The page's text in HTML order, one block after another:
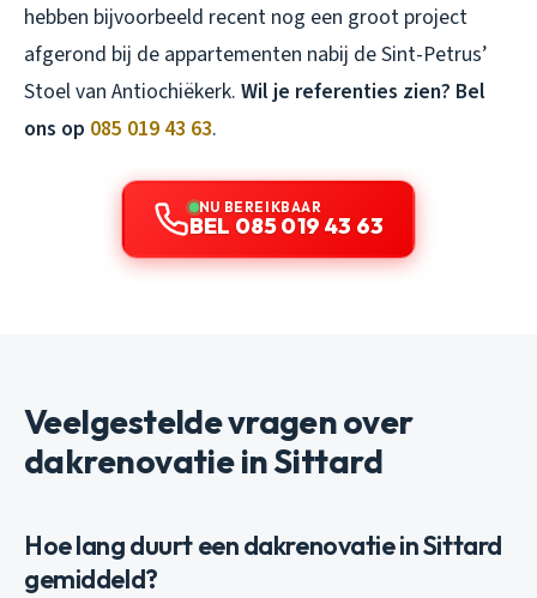
hebben bijvoorbeeld recent nog een groot project
afgerond bij de appartementen nabij de Sint-Petrus’
Stoel van Antiochiëkerk. Wil je referenties zien? Bel
ons op 085 019 43 63.
NU BEREIKBAAR
BEL 085 019 43 63
Veelgestelde vragen over
dakrenovatie in Sittard
Hoe lang duurt een dakrenovatie in Sittard
gemiddeld?